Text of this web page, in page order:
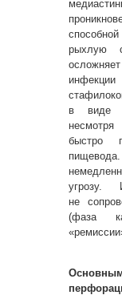
рыхлую
инфекции
в виде
быстро
угрозу.
не
(фаза